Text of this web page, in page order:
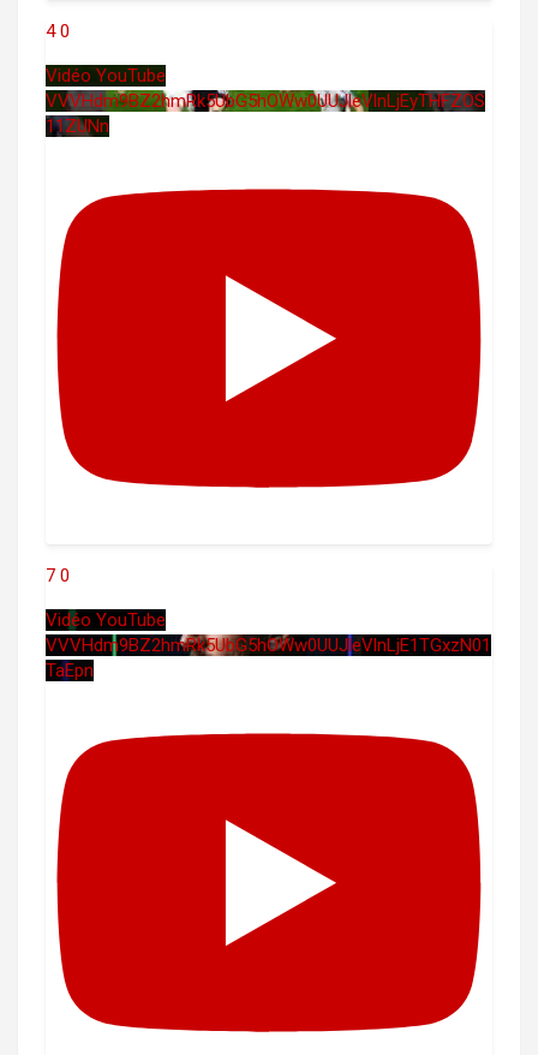
4 0
Vidéo YouTube
VVVHdm9BZ2hmRk5UbG5hOWw0UUJleVlnLjEyTHFZOS
11ZUNn
7 0
Vidéo YouTube
VVVHdm9BZ2hmRk5UbG5hOWw0UUJleVlnLjE1TGxzN01
TaEpn